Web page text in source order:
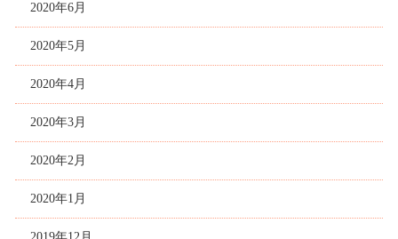
2020年6月
2020年5月
2020年4月
2020年3月
2020年2月
2020年1月